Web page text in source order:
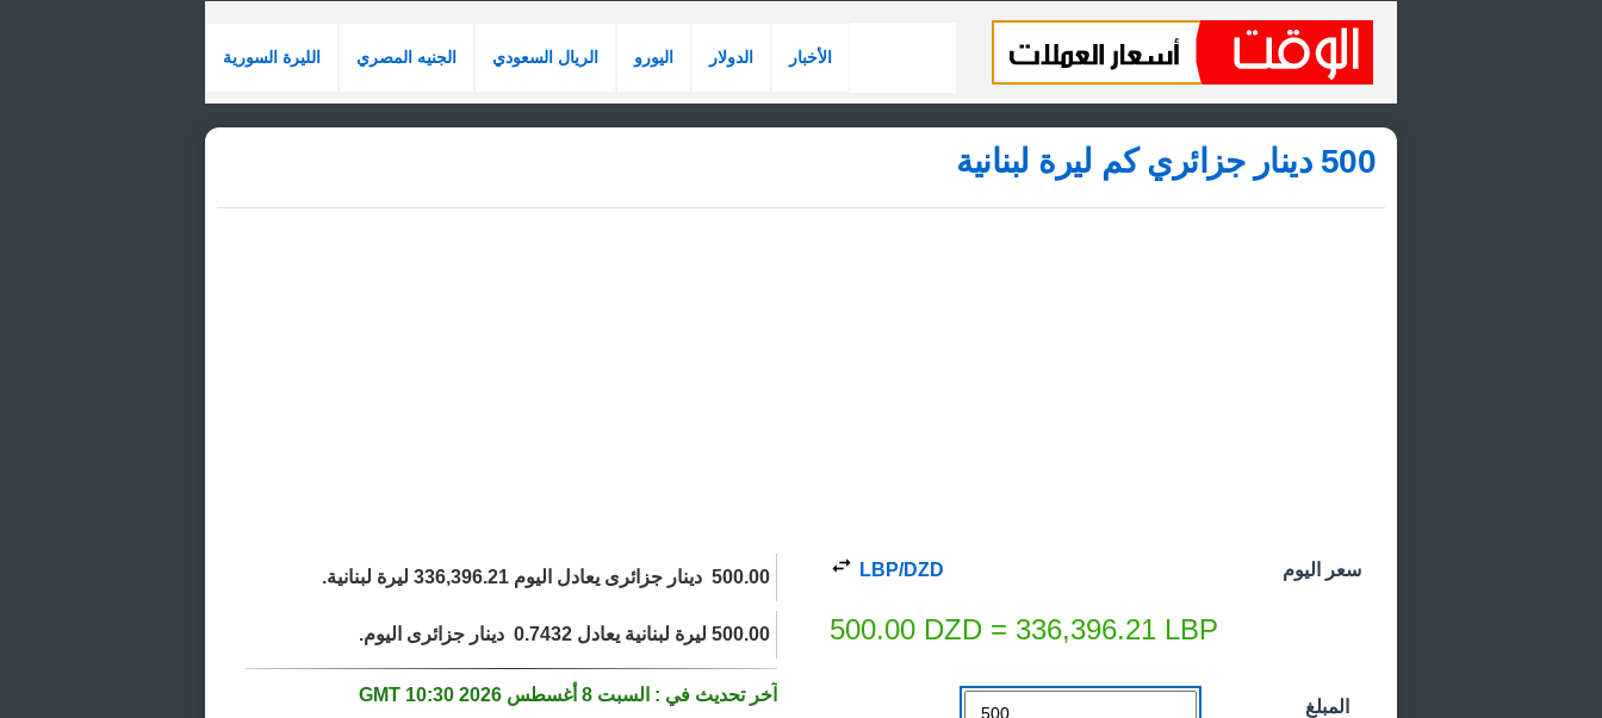
الليرة السورية الجنيه المصري الريال السعودي اليورو الدولار الأخبار
500 دينار جزائري كم ليرة لبنانية
سعر اليوم LBP/DZD
500.00 DZD = 336,396.21 LBP
المبلغ
500.00 ‏ دينار جزائرى يعادل اليوم 336,396.21 ليرة لبنانية.
500.00 ليرة لبنانية يعادل 0.7432 ‏ دينار جزائرى اليوم.
آخر تحديث في : السبت 8 أغسطس 2026 10:30 GMT